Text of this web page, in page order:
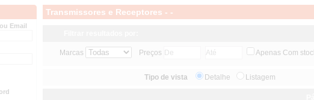
Email
Transmissores e Receptores - -
Marcas Preços Apenas Com
Tipo de vista Detalhe Listagem